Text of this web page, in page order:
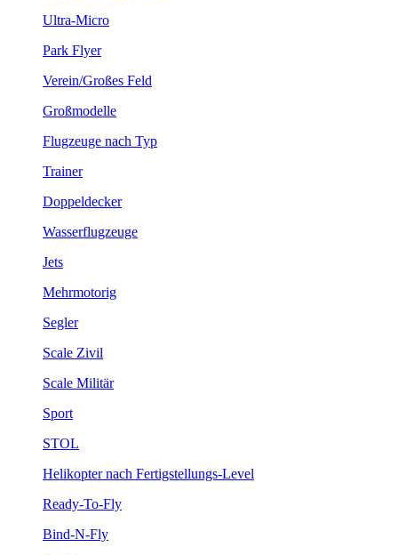
Ultra-Micro
Park Flyer
Verein/Großes Feld
Großmodelle
Flugzeuge nach Typ
Trainer
Doppeldecker
Wasserflugzeuge
Jets
Mehrmotorig
Segler
Scale Zivil
Scale Militär
Sport
STOL
Helikopter nach Fertigstellungs-Level
Ready-To-Fly
Bind-N-Fly